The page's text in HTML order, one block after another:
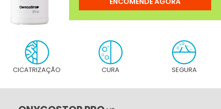
CICATRIZAÇÃO CURA SEGURA